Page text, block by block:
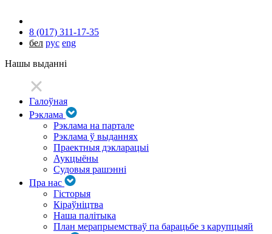
8 (017) 311-17-35
бел рус eng
Нашы выданні
Галоўная
Рэклама
Рэклама на партале
Рэклама ў выданнях
Праектныя дэкларацыі
Аукцыёны
Судовыя рашэнні
Пра нас
Гісторыя
Кіраўніцтва
Наша палітыка
План мерапрыемстваў па барацьбе з карупцыяй